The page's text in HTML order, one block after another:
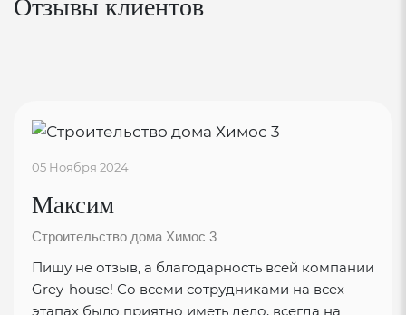
Отзывы клиентов
05 Ноября 2024
Максим
Строительство дома Химос 3
Пишу не отзыв, а благодарность всей компании
Grey-house! Со всеми сотрудниками на всех
этапах было приятно иметь дело, всегда на